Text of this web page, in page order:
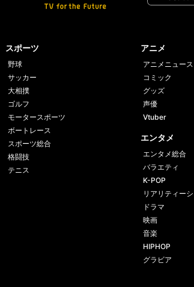
スポーツ
野球
サッカー
大相撲
ゴルフ
モータースポーツ
ボートレース
スポーツ総合
格闘技
テニス
アニメ
アニメニュース
コミック
グッズ
声優
Vtuber
エンタメ
エンタメ総合
バラエティ
K-POP
リアリティー
ドラマ
映画
音楽
HIPHOP
グラビア